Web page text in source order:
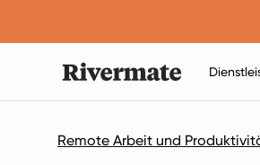
Remote Arbeit und